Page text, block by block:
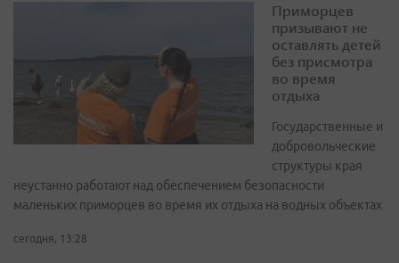
Приморцев
призывают не
оставлять детей
без присмотра
во время
отдыха
Государственные и
добровольческие
структуры края
неустанно работают над обеспечением безопасности
маленьких приморцев во время их отдыха на водных объектах
сегодня, 13:28